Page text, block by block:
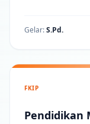
Gelar:S.Pd.
FKIP
Pendidikan